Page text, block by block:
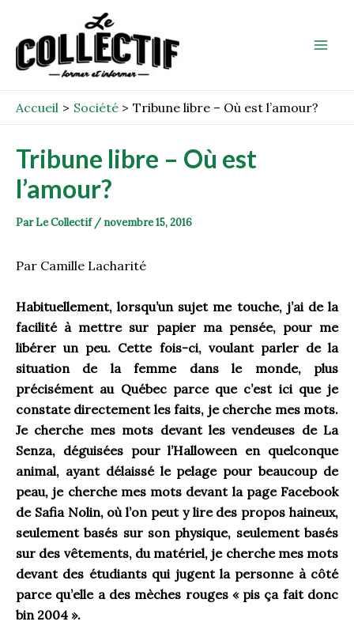
contenu
Accueil Société Tribune libre – Où est l’amour?
Tribune libre – Où est
l’amour?
ParLe Collectif / novembre 15, 2016
Par Camille Lacharité
Habituellement, lorsqu’un sujet me touche, j’ai de la
facilité à mettre sur papier ma pensée, pour me
libérer un peu. Cette fois-ci, voulant parler de la
situation de la femme dans le monde, plus
précisément au Québec parce que c’est ici que je
constate directement les faits, je cherche mes mots.
Je cherche mes mots devant les vendeuses de La
Senza, déguisées pour l’Halloween en quelconque
animal, ayant délaissé le pelage pour beaucoup de
peau, je cherche mes mots devant la page Facebook
de Safia Nolin, où l’on peut y lire des propos haineux,
seulement basés sur son physique, seulement basés
sur des vêtements, du matériel, je cherche mes mots
devant des étudiants qui jugent la personne à côté
parce qu’elle a des mèches rouges « pis ça fait donc
bin 2004 ».
navigation